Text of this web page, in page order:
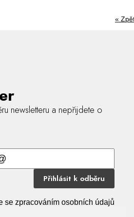
«
newsletteru a nepřijdete o
Přihlásit k odběru
se zpracováním osobních údajů